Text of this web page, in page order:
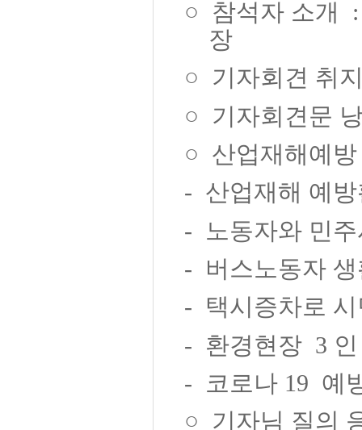
○ 참석자 소개
장
○ 기자회견 취
○ 기자회견문
○ 산업재해예
- 산업재해 예
-
노동자와 민
- 버스노동자
- 택시증차로
- 환경현장 3 인
- 코로나 19 예
○ 기자님 질의